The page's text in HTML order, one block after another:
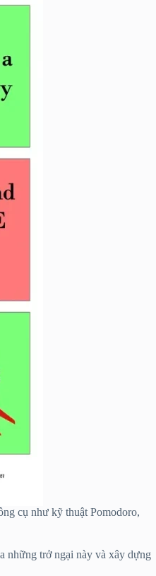
cụ như kỹ thuật Pomodoro,
những trở ngại này và xây dựng